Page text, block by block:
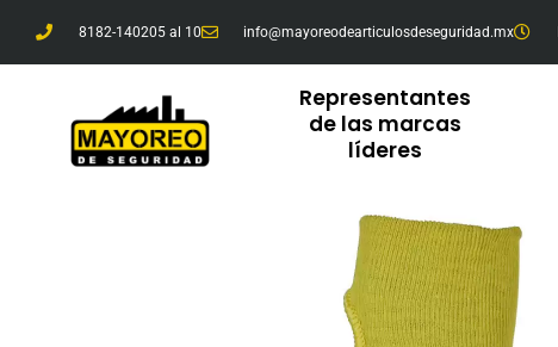
contenido
8182-140205 al 10 info@mayoreodearticulosdeseguridad.mx
Representantes
de las marcas
líderes